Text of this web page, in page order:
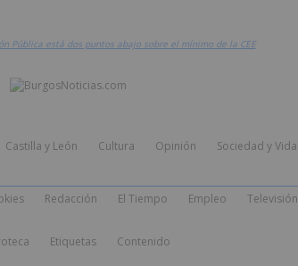
Pública está dos puntos abajo sobre el mínimo de la CEE
Castilla y León Cultura Opinión Sociedad y Vida
Redacción El Tiempo Empleo Televisión
Etiquetas Contenido